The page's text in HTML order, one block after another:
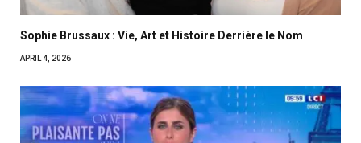
Sophie Brussaux : Vie, Art et Histoire Derrière le Nom
APRIL 4, 2026